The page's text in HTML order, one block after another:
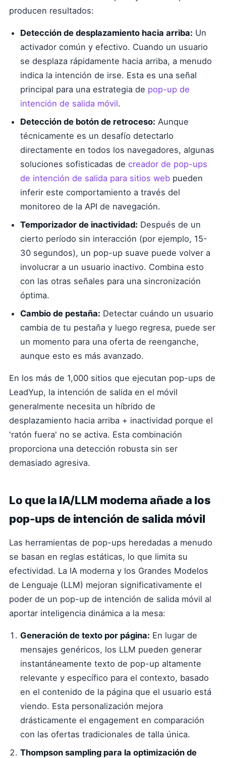
producen resultados:
Detección de desplazamiento hacia arriba: Un
activador común y efectivo. Cuando un usuario
se desplaza rápidamente hacia arriba, a menudo
indica la intención de irse. Esta es una señal
principal para una estrategia de pop-up de
intención de salida móvil.
Detección de botón de retroceso: Aunque
técnicamente es un desafío detectarlo
directamente en todos los navegadores, algunas
soluciones sofisticadas de creador de pop-ups
de intención de salida para sitios web pueden
inferir este comportamiento a través del
monitoreo de la API de navegación.
Temporizador de inactividad: Después de un
cierto período sin interacción (por ejemplo, 15-
30 segundos), un pop-up suave puede volver a
involucrar a un usuario inactivo. Combina esto
con las otras señales para una sincronización
óptima.
Cambio de pestaña: Detectar cuándo un usuario
cambia de tu pestaña y luego regresa, puede ser
un momento para una oferta de reenganche,
aunque esto es más avanzado.
En los más de 1,000 sitios que ejecutan pop-ups de
LeadYup, la intención de salida en el móvil
generalmente necesita un híbrido de
desplazamiento hacia arriba + inactividad porque el
'ratón fuera' no se activa. Esta combinación
proporciona una detección robusta sin ser
demasiado agresiva.
Lo que la IA/LLM moderna añade a los
pop-ups de intención de salida móvil
Las herramientas de pop-ups heredadas a menudo
se basan en reglas estáticas, lo que limita su
efectividad. La IA moderna y los Grandes Modelos
de Lenguaje (LLM) mejoran significativamente el
poder de un pop-up de intención de salida móvil al
aportar inteligencia dinámica a la mesa:
Generación de texto por página: En lugar de
mensajes genéricos, los LLM pueden generar
instantáneamente texto de pop-up altamente
relevante y específico para el contexto, basado
en el contenido de la página que el usuario está
viendo. Esta personalización mejora
drásticamente el engagement en comparación
con las ofertas tradicionales de talla única.
Thompson sampling para la optimización de